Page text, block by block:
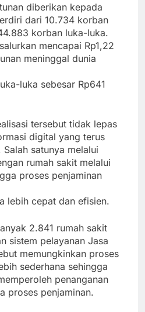
diberikan kepada
dari 10.734 korban
korban luka-luka.
mencapai Rp1,22
meninggal dunia
luka sebesar Rp641
tersebut tidak lepas
digital yang terus
satunya melalui
rumah sakit melalui
proses penjaminan
lebih cepat dan efisien.
2.841 rumah sakit
sistem pelayanan Jasa
memungkinkan proses
sederhana sehingga
penanganan
proses penjaminan.